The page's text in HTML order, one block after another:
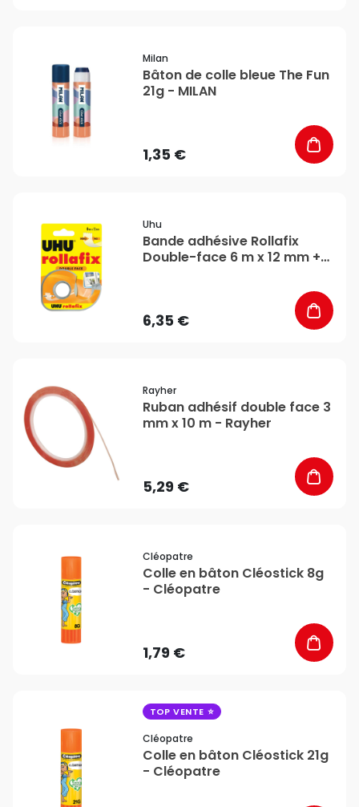
Milan
Bâton de colle bleue The Fun
21g - MILAN
1,35 €
Uhu
Bande adhésive Rollafix
Double-face 6 m x 12 mm +
6,35 €
Rayher
Ruban adhésif double face 3
mm x 10 m - Rayher
5,29 €
Cléopatre
Colle en bâton Cléostick 8g
- Cléopatre
1,79 €
TOP VENTE
Cléopatre
Colle en bâton Cléostick 21g
- Cléopatre